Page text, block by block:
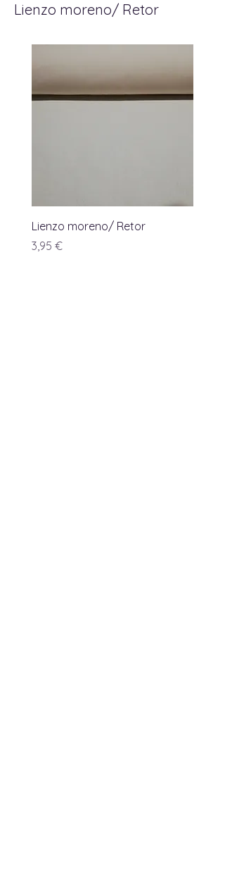
Lienzo moreno/ Retor
Lienzo moreno/ Retor
Precio
3,95 €